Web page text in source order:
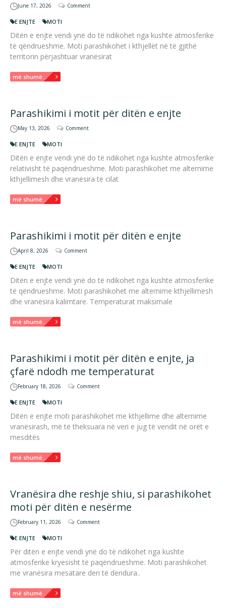
June 17, 2026 Comment
E ENJTE MOTI
Ditën e enjte vendi ynë do të ndikohet nga kushte atmosferike
të qëndrueshme. Moti parashikohet i kthjellët në të gjithë
territorin përjashtuar vranësirat
më shumë...
Parashikimi i motit për ditën e enjte
May 13, 2026 Comment
E ENJTE MOTI
Ditën e enjte vendi ynë do të ndikohet nga kushte atmosferike
relativisht të paqëndrueshme. Moti parashikohet me alternime
kthjellimesh dhe vranësira të cilat
më shumë...
Parashikimi i motit për ditën e enjte
April 8, 2026 Comment
E ENJTE MOTI
Ditën e enjte vendi ynë do të ndikohet nga kushte atmosferike
të qëndrueshme. Moti parashikohet me alternime kthjellimesh
dhe vranësira kalimtare. Temperaturat maksimale
më shumë...
Parashikimi i motit për ditën e enjte, ja
çfarë ndodh me temperaturat
February 18, 2026 Comment
E ENJTE MOTI
Ditën e enjte moti parashikohet me kthjellime dhe alternime
vranësirash, më të theksuara në veri e jug të vendit në orët e
mesditës
më shumë...
Vranësira dhe reshje shiu, si parashikohet
moti për ditën e nesërme
February 11, 2026 Comment
E ENJTE MOTI
Për ditën e enjte vendi ynë do të ndikohet nga kushte
atmosferike kryesisht të paqëndrueshme. Moti parashikohet
me vranësira mesatare deri të dendura..
më shumë...